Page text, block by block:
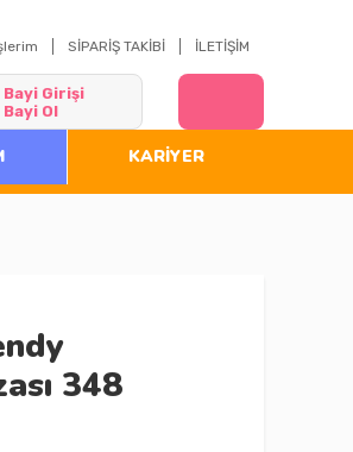
SİPARİŞ TAKİBİ İLETİŞİM
Bayi Girişi
Bayi Ol
KARİYER
348